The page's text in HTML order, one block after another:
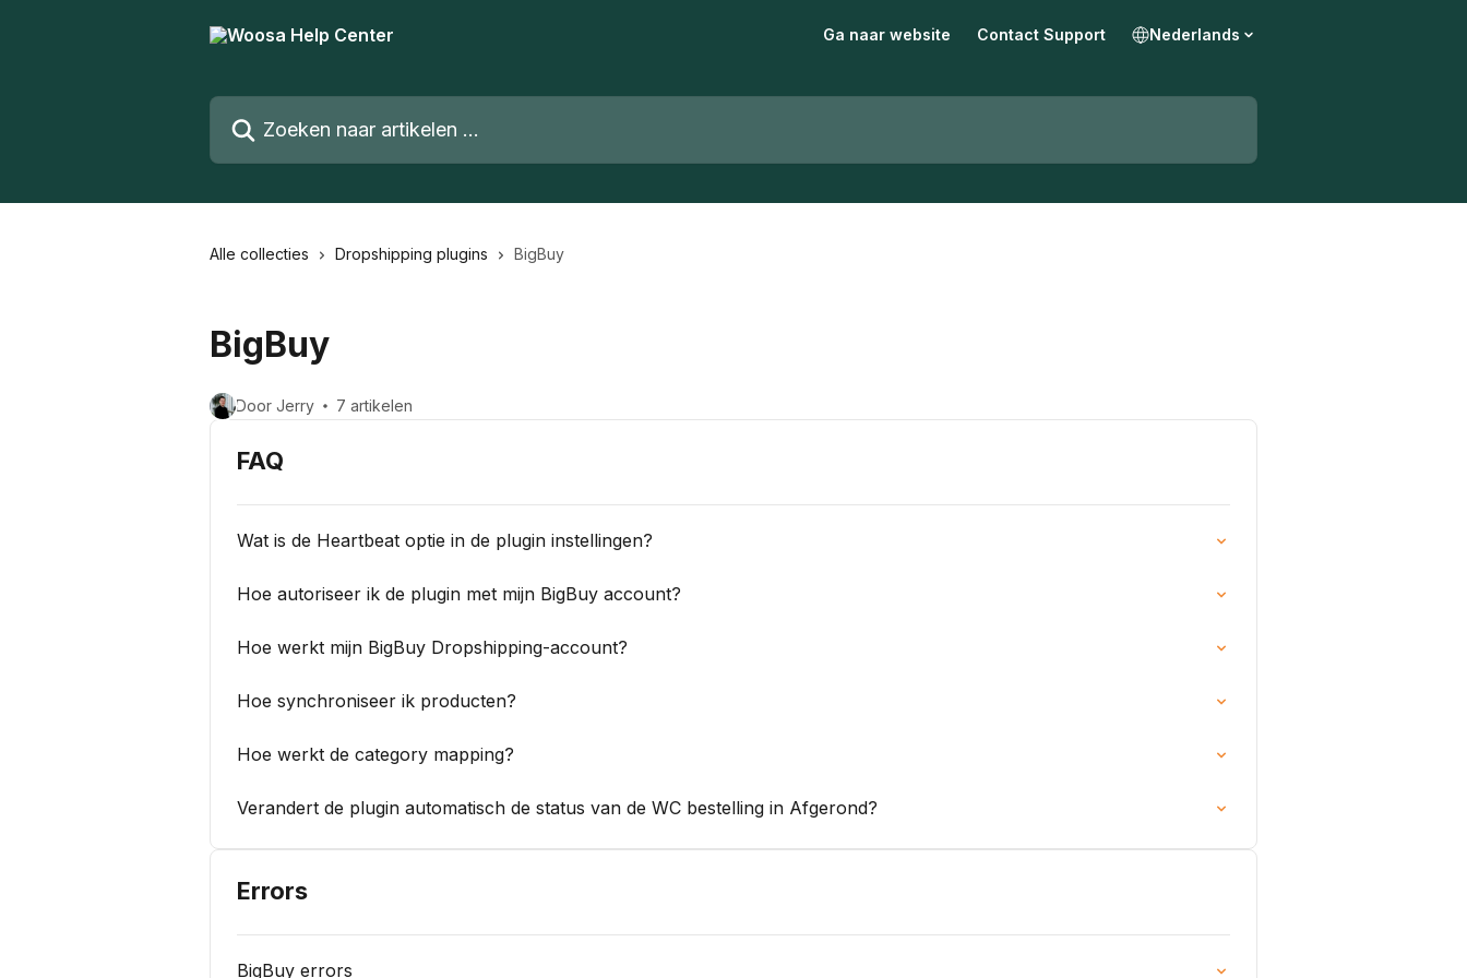
Ga naar website Contact Support Nederlands
Zoeken naar artikelen ...
Alle collecties Dropshipping plugins BigBuy
BigBuy
Door Jerry 7 artikelen
FAQ
Wat is de Heartbeat optie in de plugin instellingen?
Hoe autoriseer ik de plugin met mijn BigBuy account?
Hoe werkt mijn BigBuy Dropshipping-account?
Hoe synchroniseer ik producten?
Hoe werkt de category mapping?
Verandert de plugin automatisch de status van de WC bestelling in Afgerond?
Errors
BigBuy errors